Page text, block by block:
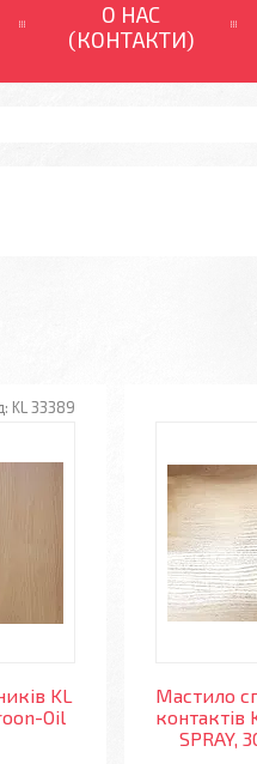
О НАС
(КОНТАКТИ)
KL 33389
KL
Oil
Мастило
контактів
SPRAY,